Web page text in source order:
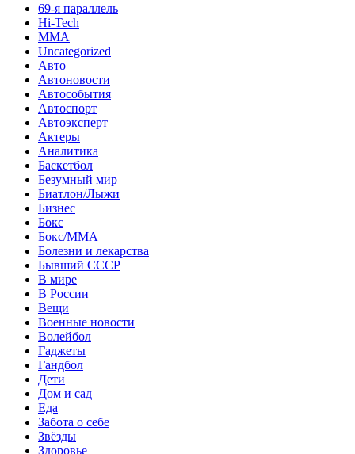
69-я параллель
Hi-Tech
MMA
Uncategorized
Авто
Автоновости
Автособытия
Автоспорт
Автоэксперт
Актеры
Аналитика
Баскетбол
Безумный мир
Биатлон/Лыжи
Бизнес
Бокс
Бокс/MMA
Болезни и лекарства
Бывший СССР
В мире
В России
Вещи
Военные новости
Волейбол
Гаджеты
Гандбол
Дети
Дом и сад
Еда
Забота о себе
Звёзды
Здоровье